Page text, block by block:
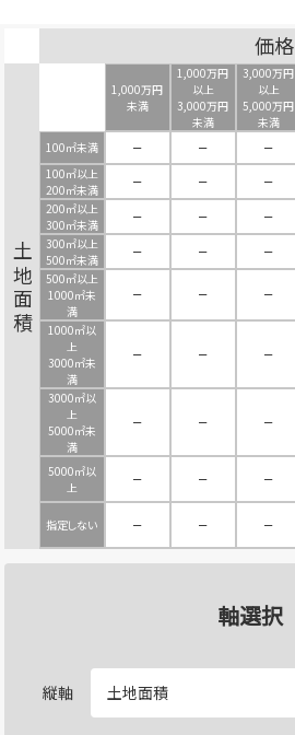
価格
土地面積
1,000万円
未満
1,000万円
以上
3,000万円
未満
3,000万円
以上
5,000万円
未満
100㎡未満 － － －
100㎡以上
200㎡未満
－ － －
200㎡以上
300㎡未満
－ － －
300㎡以上
500㎡未満
－ － －
500㎡以上
1000㎡未
満
－ － －
1000㎡以
上
3000㎡未
満
－ － －
3000㎡以
上
5000㎡未
満
－ － －
5000㎡以
上
－ － －
指定しない － － －
軸選択
縦軸